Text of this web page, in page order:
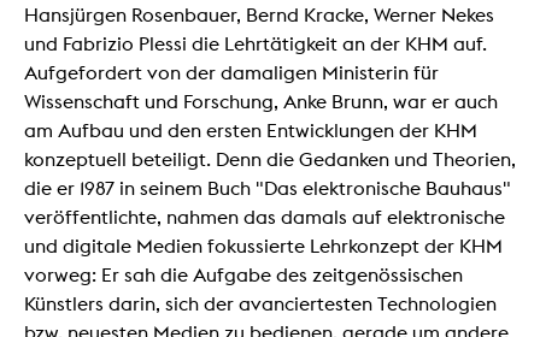
Hansjürgen Rosenbauer, Bernd Kracke, Werner Nekes
und Fabrizio Plessi die Lehrtätigkeit an der KHM auf.
Aufgefordert von der damaligen Ministerin für
Wissenschaft und Forschung, Anke Brunn, war er auch
am Aufbau und den ersten Entwicklungen der KHM
konzeptuell beteiligt. Denn die Gedanken und Theorien,
die er 1987 in seinem Buch "Das elektronische Bauhaus"
veröffentlichte, nahmen das damals auf elektronische
und digitale Medien fokussierte Lehrkonzept der KHM
vorweg: Er sah die Aufgabe des zeitgenössischen
Künstlers darin, sich der avanciertesten Technologien
bzw. neuesten Medien zu bedienen, gerade um andere